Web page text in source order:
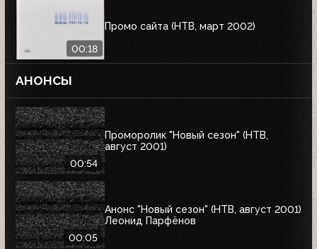
00:18
Промо сайта (НТВ, март 2002)
АНОНСЫ
00:54
Проморолик "Новый сезон" (НТВ,
август 2001)
00:05
Анонс "Новый сезон" (НТВ, август 2001)
Леонид Парфёнов